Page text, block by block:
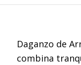
Daganzo de
combina